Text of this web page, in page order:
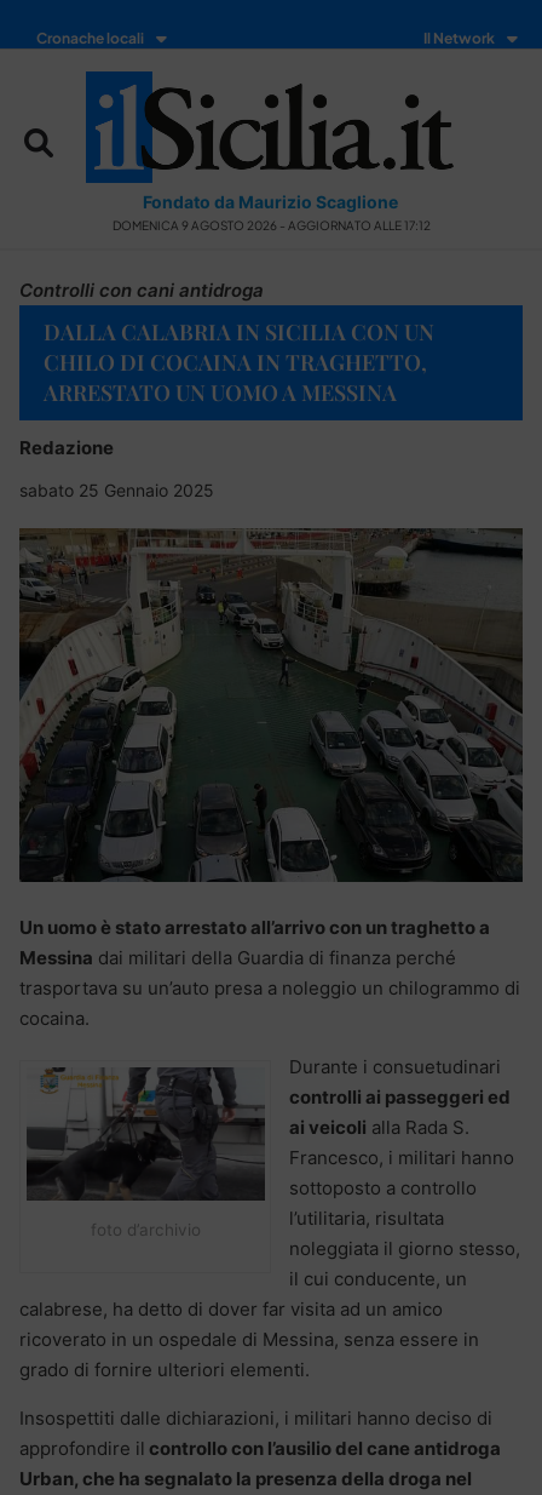
Cronache locali Il Network
Fondato da Maurizio Scaglione
DOMENICA 9 AGOSTO 2026 - AGGIORNATO ALLE 17:12
Controlli con cani antidroga
DALLA CALABRIA IN SICILIA CON UN
CHILO DI COCAINA IN TRAGHETTO,
ARRESTATO UN UOMO A MESSINA
Redazione
sabato 25 Gennaio 2025
Un uomo è stato arrestato all’arrivo con un traghetto a
Messina dai militari della Guardia di finanza perché
trasportava su un’auto presa a noleggio un chilogrammo di
cocaina.
foto d’archivio
Durante i consuetudinari
controlli ai passeggeri ed
ai veicoli alla Rada S.
Francesco, i militari hanno
sottoposto a controllo
l’utilitaria, risultata
noleggiata il giorno stesso,
il cui conducente, un
calabrese, ha detto di dover far visita ad un amico
ricoverato in un ospedale di Messina, senza essere in
grado di fornire ulteriori elementi.
Insospettiti dalle dichiarazioni, i militari hanno deciso di
approfondire il controllo con l’ausilio del cane antidroga
Urban, che ha segnalato la presenza della droga nel